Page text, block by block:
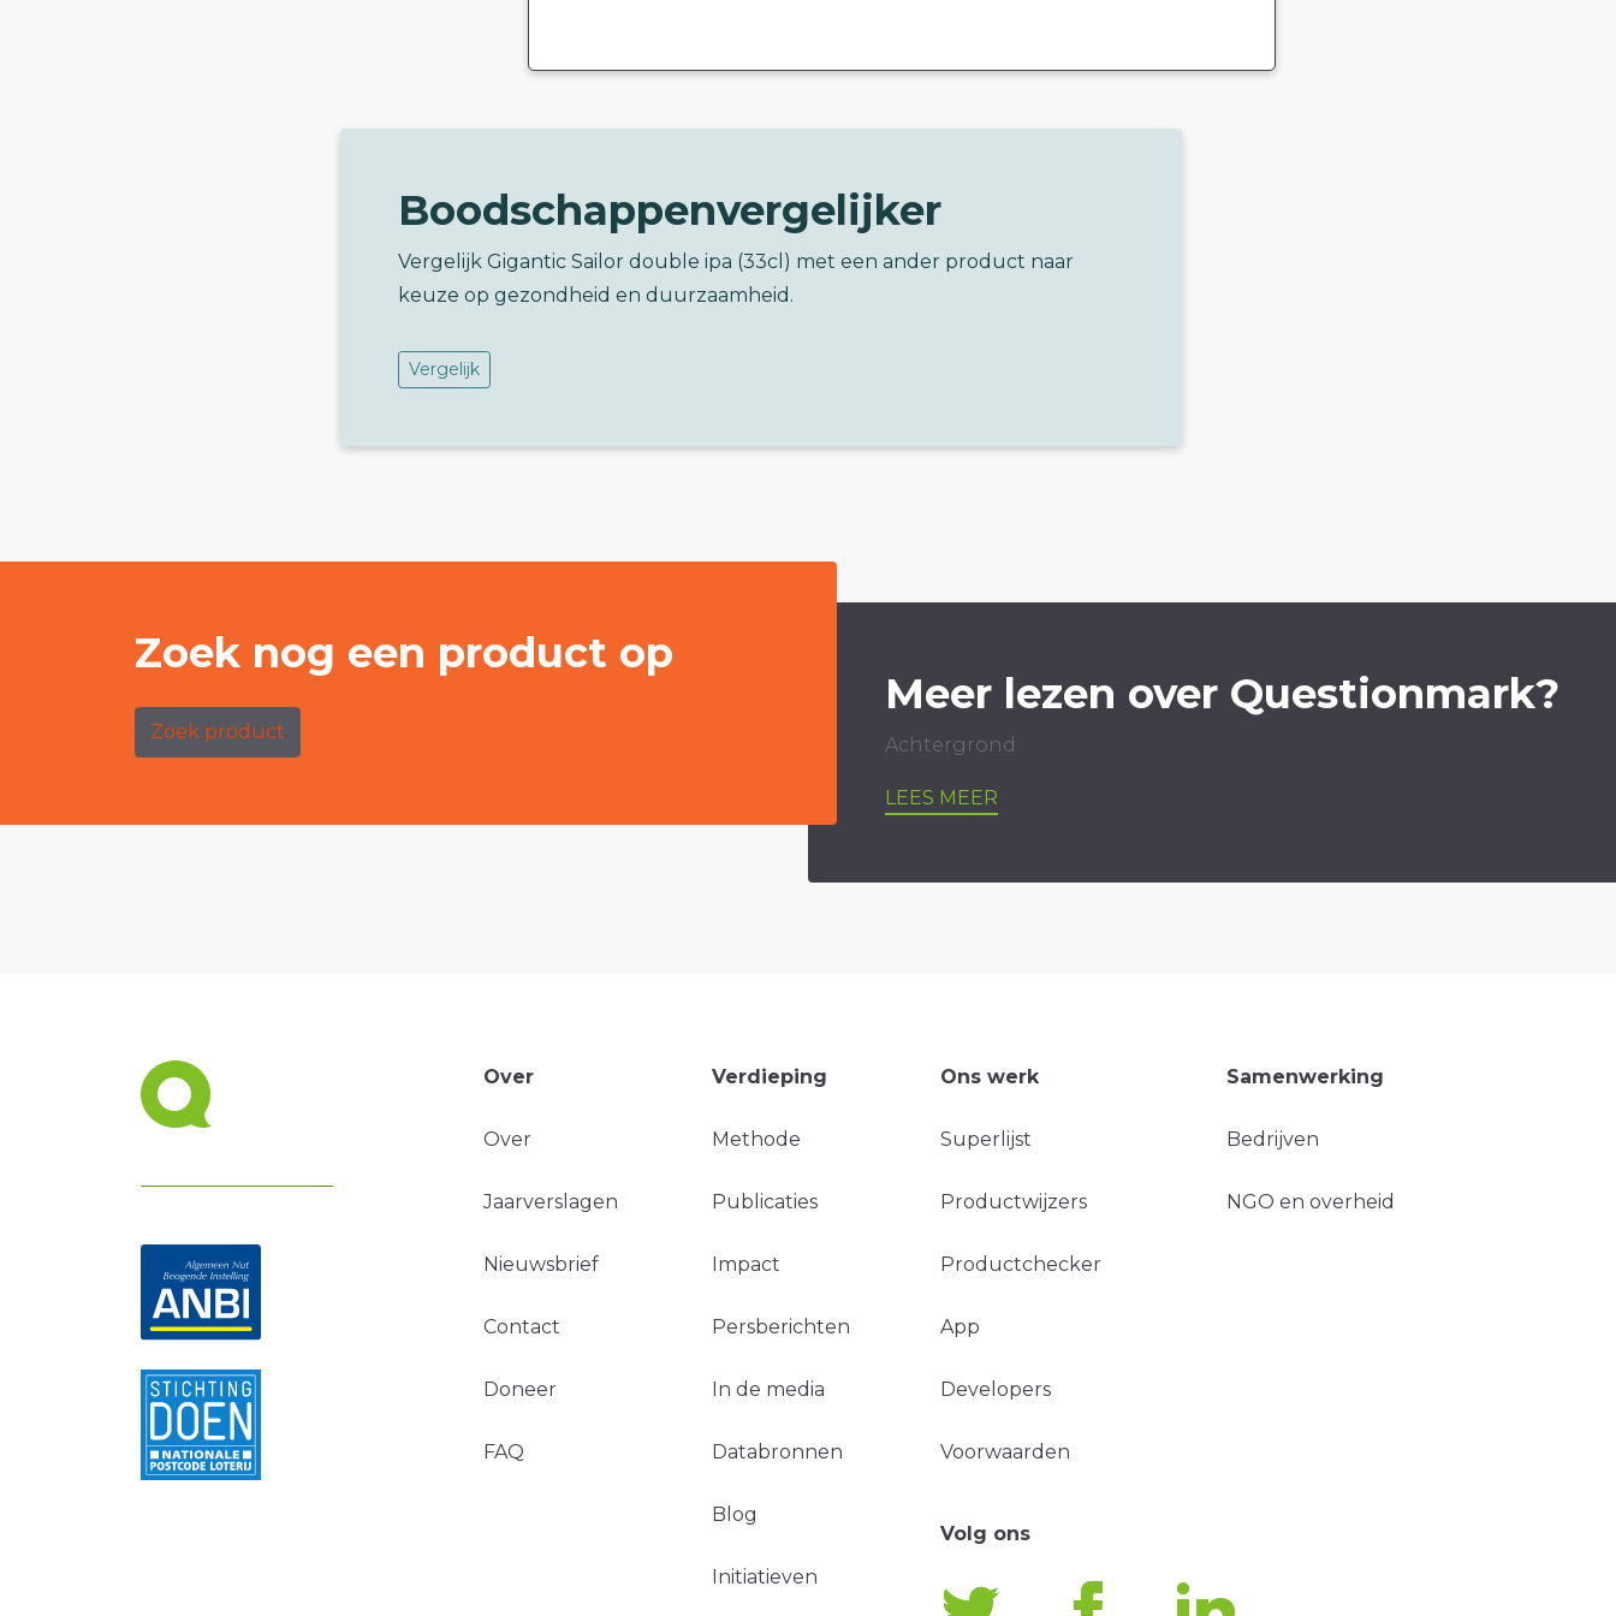
Boodschappenvergelijker
Vergelijk Gigantic Sailor double ipa (33cl) met een ander product naar
keuze op gezondheid en duurzaamheid.
Vergelijk
Zoek nog een product op
Zoek product
Meer lezen over Questionmark?
Achtergrond
LEES MEER
Over
Over
Jaarverslagen
Nieuwsbrief
Contact
Doneer
FAQ
Verdieping
Methode
Publicaties
Impact
Persberichten
In de media
Databronnen
Blog
Initiatieven
Ons werk
Superlijst
Productwijzers
Productchecker
App
Developers
Voorwaarden
Samenwerking
Bedrijven
NGO en overheid
Volg ons